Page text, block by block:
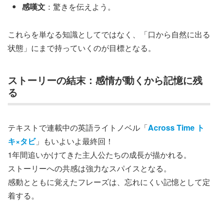
感嘆文 ：驚きを伝えよう。
これらを単なる知識としてではなく、「口から自然に出る
状態」にまで持っていくのが目標となる。
ストーリーの結末：感情が動くから記憶に残
る
テキストで連載中の英語ライトノベル「Across Time ト
キ×タビ」もいよいよ最終回！
1年間追いかけてきた主人公たちの成長が描かれる。
ストーリーへの共感は強力なスパイスとなる。
感動とともに覚えたフレーズは、忘れにくい記憶として定
着する。